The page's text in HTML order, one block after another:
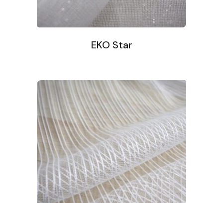
EKO Star